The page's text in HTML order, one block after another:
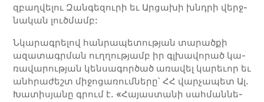
զբաղ­­վե­­լու Զան­­գե­­զու­­րի եւ Ար­ցա­խի խնդրի վերջ­
նա­­կան լուծ­­մամբ:
Նկա­­րագ­­րե­­լով հան­­րա­­պե­­տու­­թյան տարածքի
ազատագրման ուղ­­ղու­­թյամբ իր գլխա­­վո­­րած կա­­
ռա­­վա­­րու­­թյան կեն­­սա­­գոր­­ծած ա­­ռա­­վել կա­­րեւոր եւ
անհ­րա­­ժեշտ մի­­ջո­­ցա­­ռում­­նե­­րը՝ ՀՀ վարչապետ Ալ.
Խա­­տի­­սյա­­նը գրում է. «Հա­­յաս­­տա­­նի սահ­­ման­­նե­­